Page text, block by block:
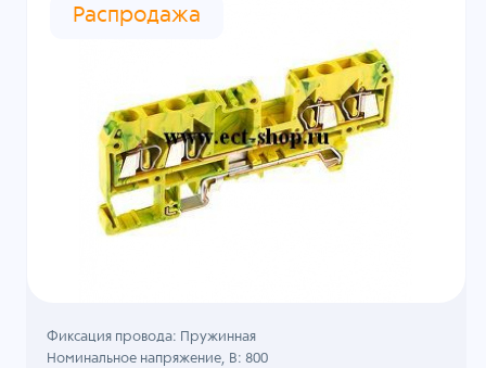
Распродажа
Фиксация провода: Пружинная
Номинальное напряжение, B: 800